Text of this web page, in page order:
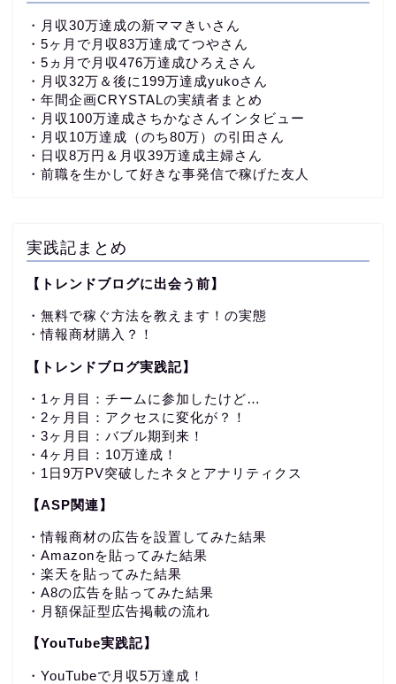
・ 月収30万達成の新ママきいさん
・5ヶ月で月収83万達成てつやさん
・5ヵ月で月収476万達成ひろえさん
・月収32万＆後に199万達成yukoさん
・ 年間企画CRYSTALの実績者まとめ
・月収100万達成さちかなさんインタビュー
・月収10万達成（のち80万）の引田さん
・日収8万円＆月収39万達成主婦さん
・前職を生かして好きな事発信で稼げた友人
実践記まとめ
【トレンドブログに出会う前】
・無料で稼ぐ方法を教えます！の実態
・情報商材購入？！
【トレンドブログ実践記】
・1ヶ月目：チームに参加したけど…
・2ヶ月目：アクセスに変化が？！
・3ヶ月目：バブル期到来！
・4ヶ月目：10万達成！
・1日9万PV突破したネタとアナリティクス
【ASP関連】
・情報商材の広告を設置してみた結果
・Amazonを貼ってみた結果
・楽天を貼ってみた結果
・A8の広告を貼ってみた結果
・月額保証型広告掲載の流れ
【YouTube実践記】
・YouTubeで月収5万達成！